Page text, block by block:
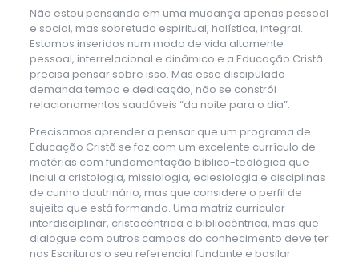
Não estou pensando em uma mudança apenas pessoal
e social, mas sobretudo espiritual, holística, integral.
Estamos inseridos num modo de vida altamente
pessoal, interrelacional e dinâmico e a Educação Cristã
precisa pensar sobre isso. Mas esse discipulado
demanda tempo e dedicação, não se constrói
relacionamentos saudáveis “da noite para o dia”.
Precisamos aprender a pensar que um programa de
Educação Cristã se faz com um excelente currículo de
matérias com fundamentação bíblico-teológica que
inclui a cristologia, missiologia, eclesiologia e disciplinas
de cunho doutrinário, mas que considere o perfil de
sujeito que está formando. Uma matriz curricular
interdisciplinar, cristocêntrica e bibliocêntrica, mas que
dialogue com outros campos do conhecimento deve ter
nas Escrituras o seu referencial fundante e basilar.